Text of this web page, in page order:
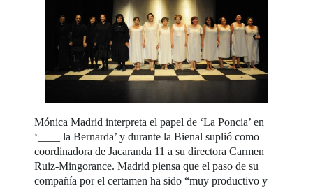
Mónica Madrid interpreta el papel de ‘La Poncia’ en
‘____ la Bernarda’ y durante la Bienal suplió como
coordinadora de Jacaranda 11 a su directora Carmen
Ruiz-Mingorance. Madrid piensa que el paso de su
compañía por el certamen ha sido “muy productivo y